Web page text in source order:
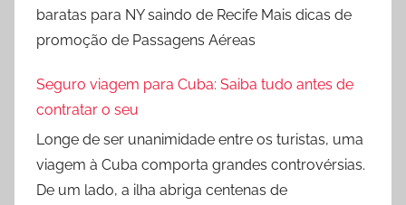
baratas para NY saindo de Recife Mais dicas de
promoção de Passagens Aéreas
Seguro viagem para Cuba: Saiba tudo antes de
contratar o seu
Longe de ser unanimidade entre os turistas, uma
viagem à Cuba comporta grandes controvérsias.
De um lado, a ilha abriga centenas de